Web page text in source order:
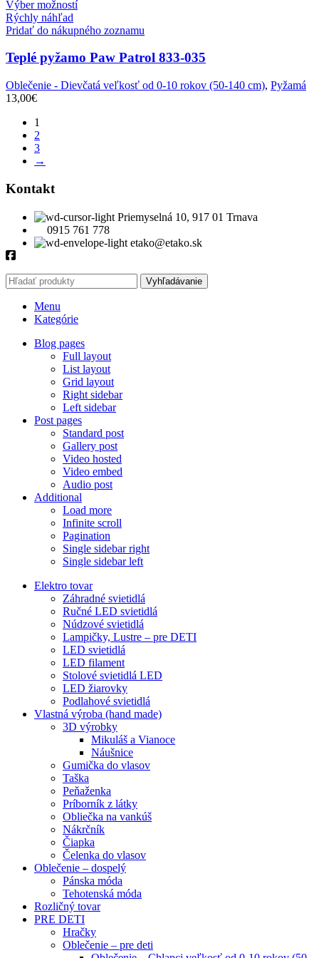
Výber možností
Rýchly náhľad
Pridať do nákupného zoznamu
Teplé pyžamo Paw Patrol 833-035
Oblečenie - Dievčatá veľkosť od 0-10 rokov (50-140 cm), Pyžamá
13,00€
1
2
3
→
Kontakt
Priemyselná 10, 917 01 Trnava
0915 761 778
etako@etako.sk
Vyhľadávanie
Menu
Kategórie
Blog pages
Full layout
List layout
Grid layout
Right sidebar
Left sidebar
Post pages
Standard post
Gallery post
Video hosted
Video embed
Audio post
Additional
Load more
Infinite scroll
Pagination
Single sidebar right
Single sidebar left
Elektro tovar
Záhradné svietidlá
Ručné LED svietidlá
Núdzové svietidlá
Lampičky, Lustre – pre DETI
LED svietidlá
LED filament
Stolové svietidlá LED
LED žiarovky
Podlahové svietidlá
Vlastná výroba (hand made)
3D výrobky
Mikuláš a Vianoce
Náušnice
Gumička do vlasov
Taška
Peňaženka
Príborník z látky
Obliečka na vankúš
Nákrčník
Čiapka
Čelenka do vlasov
Oblečenie – dospelý
Pánska móda
Tehotenská móda
Rozličný tovar
PRE DETI
Hračky
Oblečenie – pre deti